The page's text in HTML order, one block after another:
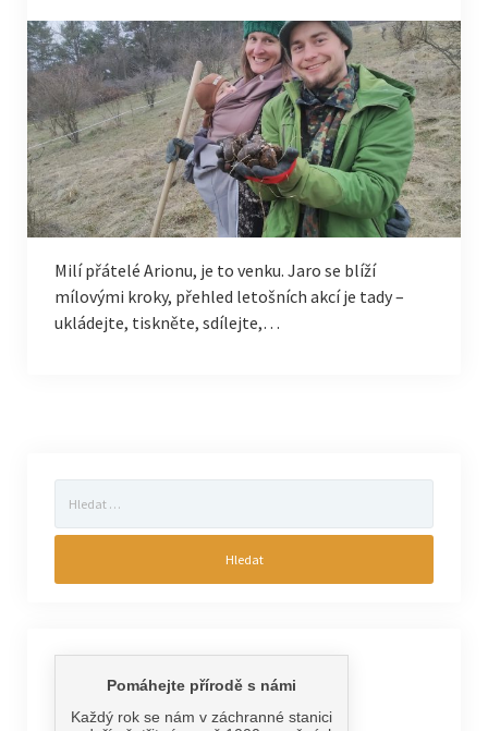
Milí přátelé Arionu, je to venku. Jaro se blíží
mílovými kroky, přehled letošních akcí je tady –
ukládejte, tiskněte, sdílejte,…